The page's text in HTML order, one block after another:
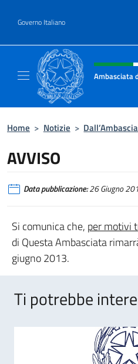
Governo Italiano
Intestazione sito,
Ambasciata
Home > Notizie >
AVVISO
Data pubblicazione:26 Giugno
Si comunica che, per motivi
di Questa Ambasciata
giugno 2013.
Ti potrebbe